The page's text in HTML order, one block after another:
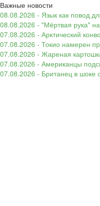
Важные новости
08.08.2026 - Язык как повод
08.08.2026 - "Мёртвая рука"
07.08.2026 - Арктический
07.08.2026 - Токио намерен
07.08.2026 - Жареная
07.08.2026 - Американцы
07.08.2026 - Британец в шоке